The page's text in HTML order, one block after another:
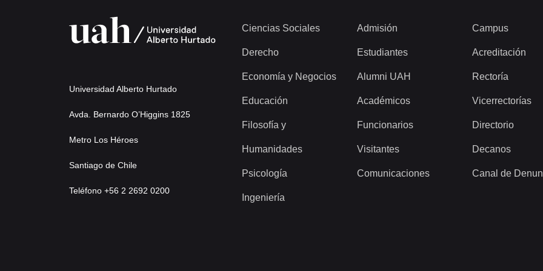
Universidad Alberto Hurtado
Avda. Bernardo O’Higgins 1825
Metro Los Héroes
Santiago de Chile
Teléfono +56 2 2692 0200
Ciencias Sociales
Derecho
Economía y Negocios
Educación
Filosofía y
Humanidades
Psicología
Ingeniería
Admisión
Estudiantes
Alumni UAH
Académicos
Funcionarios
Visitantes
Comunicaciones
Campus
Acreditación
Rectoría
Vicerrectorías
Directorio
Decanos
Canal de